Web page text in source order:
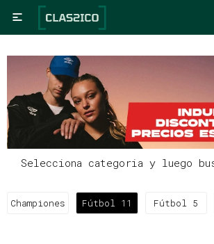

Selecciona categoria y luego
Championes Fútbol 11 Fútbol 5